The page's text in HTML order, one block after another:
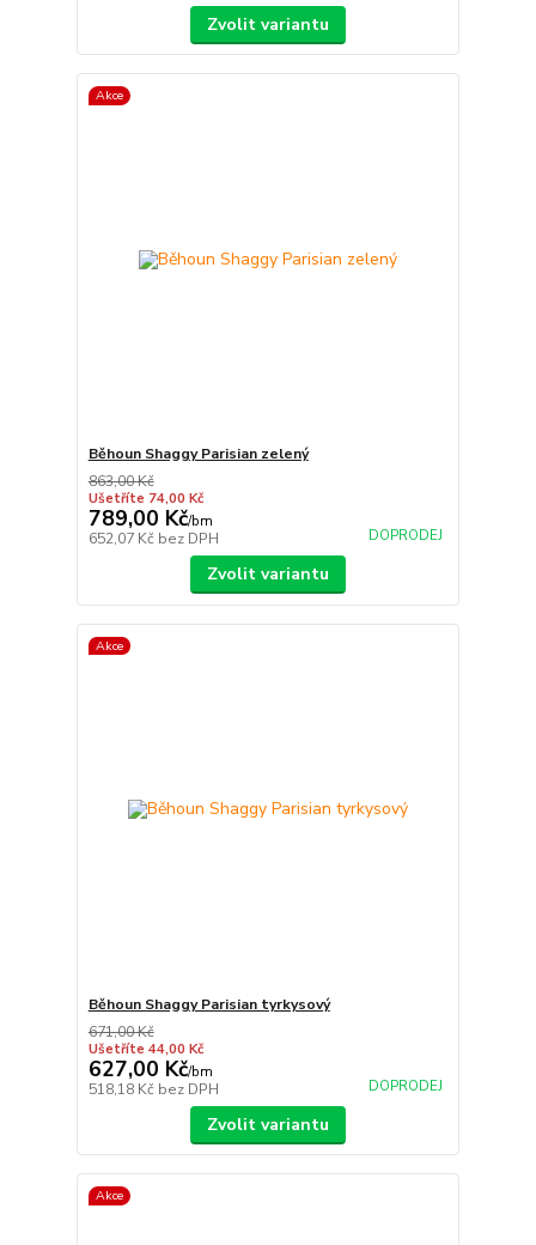
Zvolit variantu
Akce
Běhoun Shaggy Parisian zelený
863,00 Kč
Ušetříte 74,00 Kč
789,00 Kč/bm
652,07 Kč bez DPH DOPRODEJ
Zvolit variantu
Akce
Běhoun Shaggy Parisian tyrkysový
671,00 Kč
Ušetříte 44,00 Kč
627,00 Kč/bm
518,18 Kč bez DPH DOPRODEJ
Zvolit variantu
Akce